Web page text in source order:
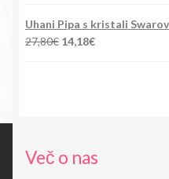
Uhani Pipa s kristali
27,80€ Izvirna
14,18€Trenutna
Več o nas